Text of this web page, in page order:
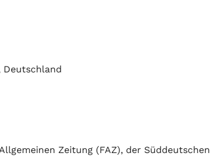
Deutschland
Zeitung (FAZ), der Süddeutschen